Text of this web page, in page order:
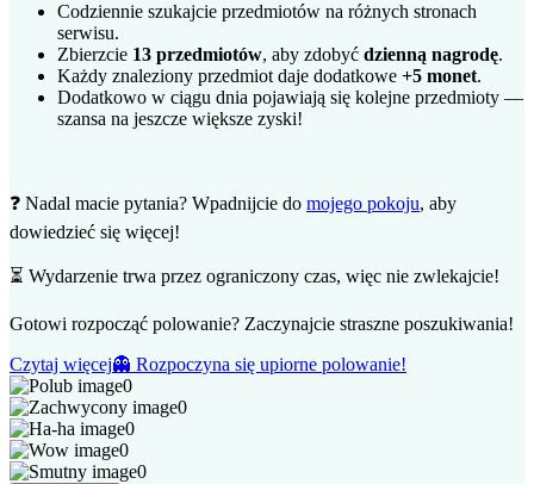
Codziennie szukajcie przedmiotów na różnych stronach
serwisu.
Zbierzcie 13 przedmiotów, aby zdobyć dzienną nagrodę.
Każdy znaleziony przedmiot daje dodatkowe +5 monet.
Dodatkowo w ciągu dnia pojawiają się kolejne przedmioty —
szansa na jeszcze większe zyski!
❓ Nadal macie pytania? Wpadnijcie do mojego pokoju, aby
dowiedzieć się więcej!
⏳ Wydarzenie trwa przez ograniczony czas, więc nie zwlekajcie!
Gotowi rozpocząć polowanie? Zaczynajcie straszne poszukiwania!
Czytaj więcej👻 Rozpoczyna się upiorne polowanie!
0
0
0
0
0